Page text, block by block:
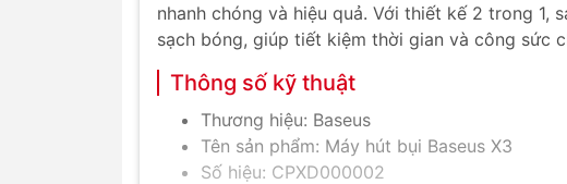
nhanh chóng và hiệu quả. Với thiết kế 2 trong 1,
sạch bóng, giúp tiết kiệm thời gian và công sức
Thông số kỹ thuật
Thương hiệu: Baseus
Tên sản phẩm: Máy hút bụi Baseus X3
Số hiệu: CPXD000002